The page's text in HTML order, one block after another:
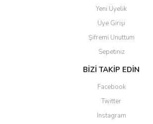
Yeni Üyelik
Üye Girişi
Şifremi Unuttum
Sepetiniz
BİZİ TAKİP EDİN
Facebook
Twitter
Instagram